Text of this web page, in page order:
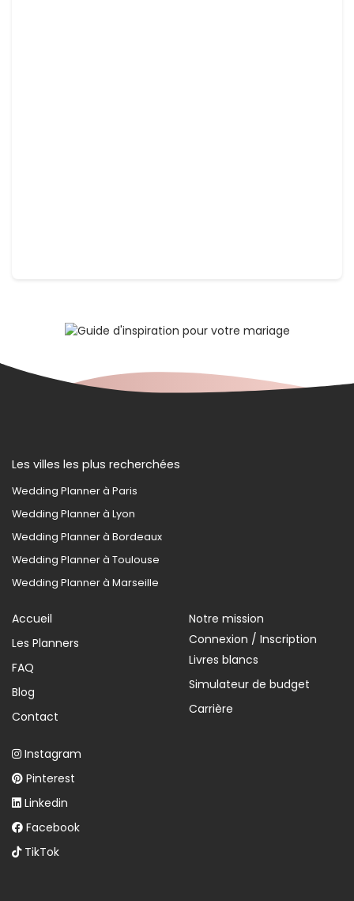
Les villes les plus recherchées
Wedding Planner à Paris
Wedding Planner à Lyon
Wedding Planner à Bordeaux
Wedding Planner à Toulouse
Wedding Planner à Marseille
Accueil
Les Planners
FAQ
Blog
Contact
Notre mission
Connexion / Inscription
Livres blancs
Simulateur de budget
Carrière
Instagram
Pinterest
Linkedin
Facebook
TikTok